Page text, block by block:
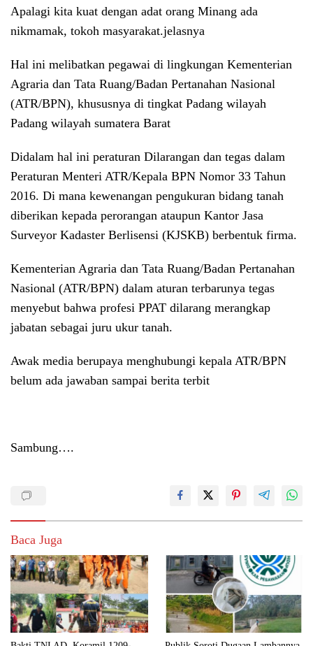
Apalagi kita kuat dengan adat orang Minang ada
nikmamak, tokoh masyarakat.jelasnya
Hal ini melibatkan pegawai di lingkungan Kementerian
Agraria dan Tata Ruang/Badan Pertanahan Nasional
(ATR/BPN), khususnya di tingkat Padang wilayah
Padang wilayah sumatera Barat
Didalam hal ini peraturan Dilarangan dan tegas dalam
Peraturan Menteri ATR/Kepala BPN Nomor 33 Tahun
2016. Di mana kewenangan pengukuran bidang tanah
diberikan kepada perorangan ataupun Kantor Jasa
Surveyor Kadaster Berlisensi (KJSKB) berbentuk firma.
Kementerian Agraria dan Tata Ruang/Badan Pertanahan
Nasional (ATR/BPN) dalam aturan terbarunya tegas
menyebut bahwa profesi PPAT dilarang merangkap
jabatan sebagai juru ukur tanah.
Awak media berupaya menghubungi kepala ATR/BPN
belum ada jawaban sampai berita terbit
Sambung….
Baca Juga